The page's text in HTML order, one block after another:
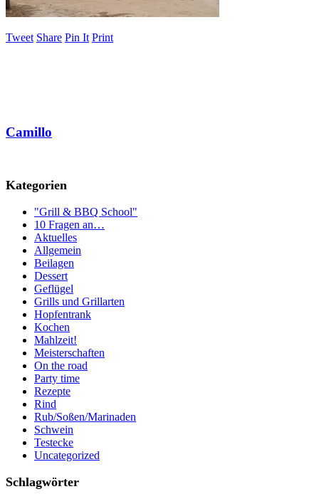
Tweet Share Pin It Print
Camillo
Kategorien
"Grill & BBQ School"
10 Fragen an…
Aktuelles
Allgemein
Beilagen
Dessert
Geflügel
Grills und Grillarten
Hopfentrank
Kochen
Mahlzeit!
Meisterschaften
On the road
Party time
Rezepte
Rind
Rub/Soßen/Marinaden
Schwein
Testecke
Uncategorized
Schlagwörter